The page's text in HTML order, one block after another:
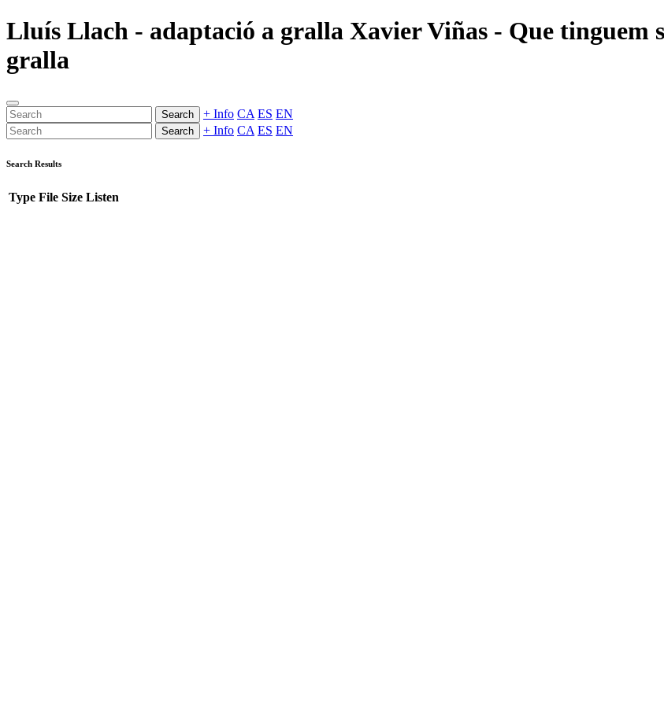
Lluís Llach - adaptació a gralla Xavier Viñas - Que tinguem
gralla
Search + Info CA ES EN
Search + Info CA ES EN
Search Results
Type File Size Listen